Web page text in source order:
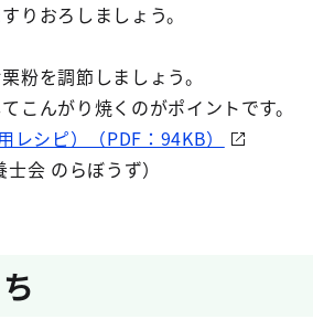
りおろしましょう。
粉を調節しましょう。
こんがり焼くのがポイントです。
レシピ）（PDF：94KB）
会 のらぼうず）